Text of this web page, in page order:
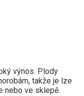
výnos. Plody
takže je lze
nebo ve sklepě.